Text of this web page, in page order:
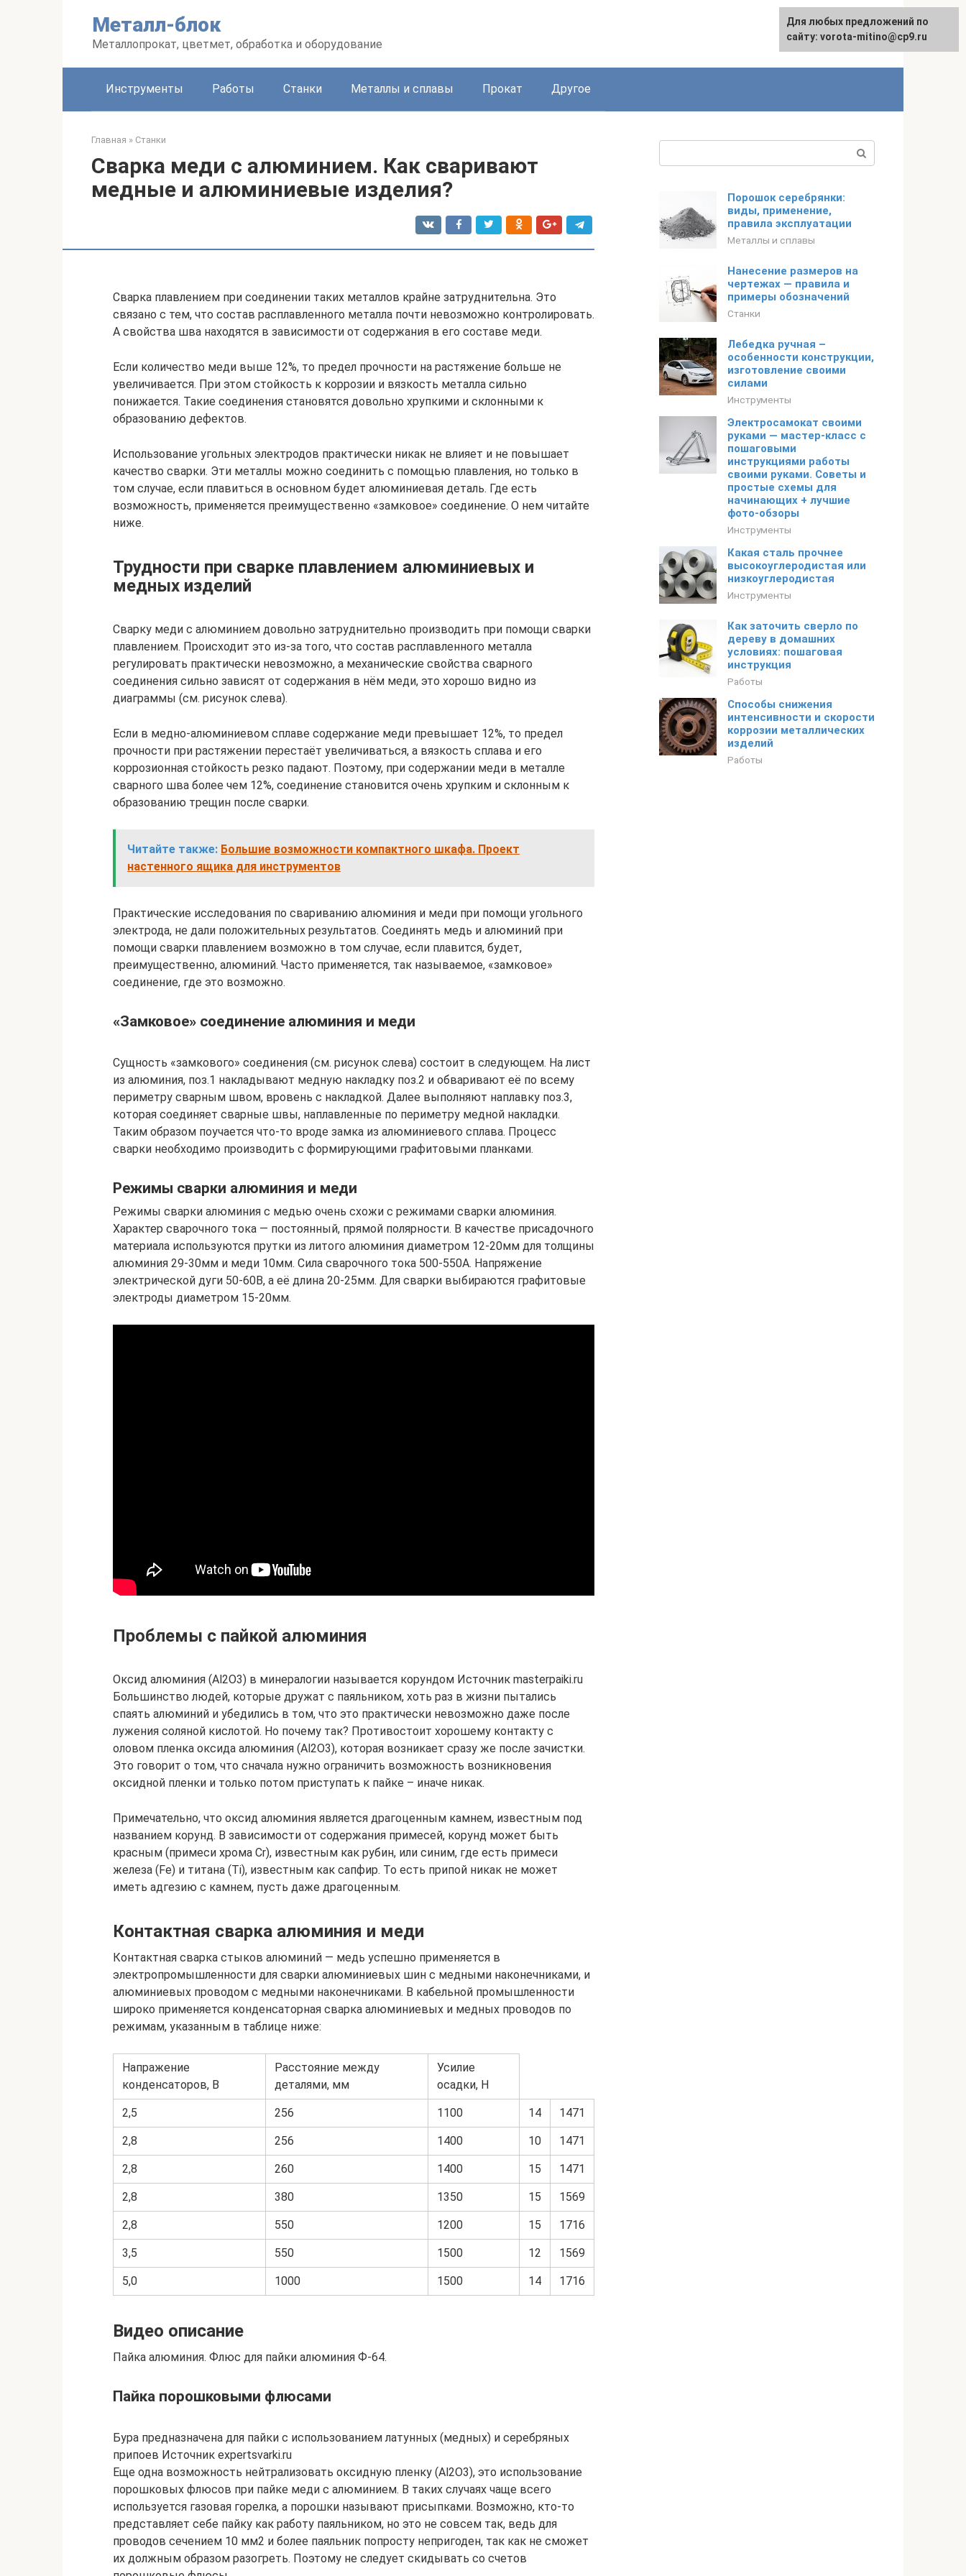
Металл-блок
Металлопрокат, цветмет, обработка и оборудование
Инструменты Работы Станки Металлы и сплавы Прокат Другое
Главная » Станки
Сварка меди с алюминием. Как сваривают
медные и алюминиевые изделия?
Сварка плавлением при соединении таких металлов крайне затруднительна. Это
связано с тем, что состав расплавленного металла почти невозможно контролировать.
А свойства шва находятся в зависимости от содержания в его составе меди.
Если количество меди выше 12%, то предел прочности на растяжение больше не
увеличивается. При этом стойкость к коррозии и вязкость металла сильно
понижается. Такие соединения становятся довольно хрупкими и склонными к
образованию дефектов.
Использование угольных электродов практически никак не влияет и не повышает
качество сварки. Эти металлы можно соединить с помощью плавления, но только в
том случае, если плавиться в основном будет алюминиевая деталь. Где есть
возможность, применяется преимущественно «замковое» соединение. О нем читайте
ниже.
Трудности при сварке плавлением алюминиевых и
медных изделий
Сварку меди с алюминием довольно затруднительно производить при помощи сварки
плавлением. Происходит это из-за того, что состав расплавленного металла
регулировать практически невозможно, а механические свойства сварного
соединения сильно зависят от содержания в нём меди, это хорошо видно из
диаграммы (см. рисунок слева).
Если в медно-алюминиевом сплаве содержание меди превышает 12%, то предел
прочности при растяжении перестаёт увеличиваться, а вязкость сплава и его
коррозионная стойкость резко падают. Поэтому, при содержании меди в металле
сварного шва более чем 12%, соединение становится очень хрупким и склонным к
образованию трещин после сварки.
Читайте также: Большие возможности компактного шкафа. Проект
настенного ящика для инструментов
Практические исследования по свариванию алюминия и меди при помощи угольного
электрода, не дали положительных результатов. Соединять медь и алюминий при
помощи сварки плавлением возможно в том случае, если плавится, будет,
преимущественно, алюминий. Часто применяется, так называемое, «замковое»
соединение, где это возможно.
«Замковое» соединение алюминия и меди
Сущность «замкового» соединения (см. рисунок слева) состоит в следующем. На лист
из алюминия, поз.1 накладывают медную накладку поз.2 и обваривают её по всему
периметру сварным швом, вровень с накладкой. Далее выполняют наплавку поз.3,
которая соединяет сварные швы, наплавленные по периметру медной накладки.
Таким образом поучается что-то вроде замка из алюминиевого сплава. Процесс
сварки необходимо производить с формирующими графитовыми планками.
Режимы сварки алюминия и меди
Режимы сварки алюминия с медью очень схожи с режимами сварки алюминия.
Характер сварочного тока — постоянный, прямой полярности. В качестве присадочного
материала используются прутки из литого алюминия диаметром 12-20мм для толщины
алюминия 29-30мм и меди 10мм. Сила сварочного тока 500-550А. Напряжение
электрической дуги 50-60В, а её длина 20-25мм. Для сварки выбираются графитовые
электроды диаметром 15-20мм.
Проблемы с пайкой алюминия
Оксид алюминия (Al2O3) в минералогии называется корундом Источник masterpaiki.ru
Большинство людей, которые дружат с паяльником, хоть раз в жизни пытались
спаять алюминий и убедились в том, что это практически невозможно даже после
лужения соляной кислотой. Но почему так? Противостоит хорошему контакту с
оловом пленка оксида алюминия (Al2O3), которая возникает сразу же после зачистки.
Это говорит о том, что сначала нужно ограничить возможность возникновения
оксидной пленки и только потом приступать к пайке – иначе никак.
Примечательно, что оксид алюминия является драгоценным камнем, известным под
названием корунд. В зависимости от содержания примесей, корунд может быть
красным (примеси хрома Cr), известным как рубин, или синим, где есть примеси
железа (Fe) и титана (Ti), известным как сапфир. То есть припой никак не может
иметь адгезию с камнем, пусть даже драгоценным.
Контактная сварка алюминия и меди
Контактная сварка стыков алюминий — медь успешно применяется в
электропромышленности для сварки алюминиевых шин с медными наконечниками, и
алюминиевых проводом с медными наконечниками. В кабельной промышленности
широко применяется конденсаторная сварка алюминиевых и медных проводов по
режимам, указанным в таблице ниже:
Напражение
конденсаторов, В
Расстояние между
деталями, мм
Усилие
осадки, Н
2,5 256 1100 14 1471
2,8 256 1400 10 1471
2,8 260 1400 15 1471
2,8 380 1350 15 1569
2,8 550 1200 15 1716
3,5 550 1500 12 1569
5,0 1000 1500 14 1716
Видео описание
Пайка алюминия. Флюс для пайки алюминия Ф-64.
Пайка порошковыми флюсами
Бура предназначена для пайки с использованием латунных (медных) и серебряных
припоев Источник expertsvarki.ru
Еще одна возможность нейтрализовать оксидную пленку (Al2O3), это использование
порошковых флюсов при пайке меди с алюминием. В таких случаях чаще всего
используется газовая горелка, а порошки называют присыпками. Возможно, кто-то
представляет себе пайку как работу паяльником, но это не совсем так, ведь для
проводов сечением 10 мм2 и более паяльник попросту непригоден, так как не сможет
их должным образом разогреть. Поэтому не следует скидывать со счетов
Порошок серебрянки:
виды, применение,
правила эксплуатации
Металлы и сплавы
Нанесение размеров на
чертежах — правила и
примеры обозначений
Станки
Лебедка ручная –
особенности конструкции,
изготовление своими
силами
Инструменты
Электросамокат своими
руками — мастер-класс с
пошаговыми
инструкциями работы
своими руками. Советы и
простые схемы для
начинающих + лучшие
фото-обзоры
Инструменты
Какая сталь прочнее
высокоуглеродистая или
низкоуглеродистая
Инструменты
Как заточить сверло по
дереву в домашних
условиях: пошаговая
инструкция
Работы
Способы снижения
интенсивности и скорости
коррозии металлических
изделий
Работы
Для любых предложений по
сайту: vorota-mitino@cp9.ru